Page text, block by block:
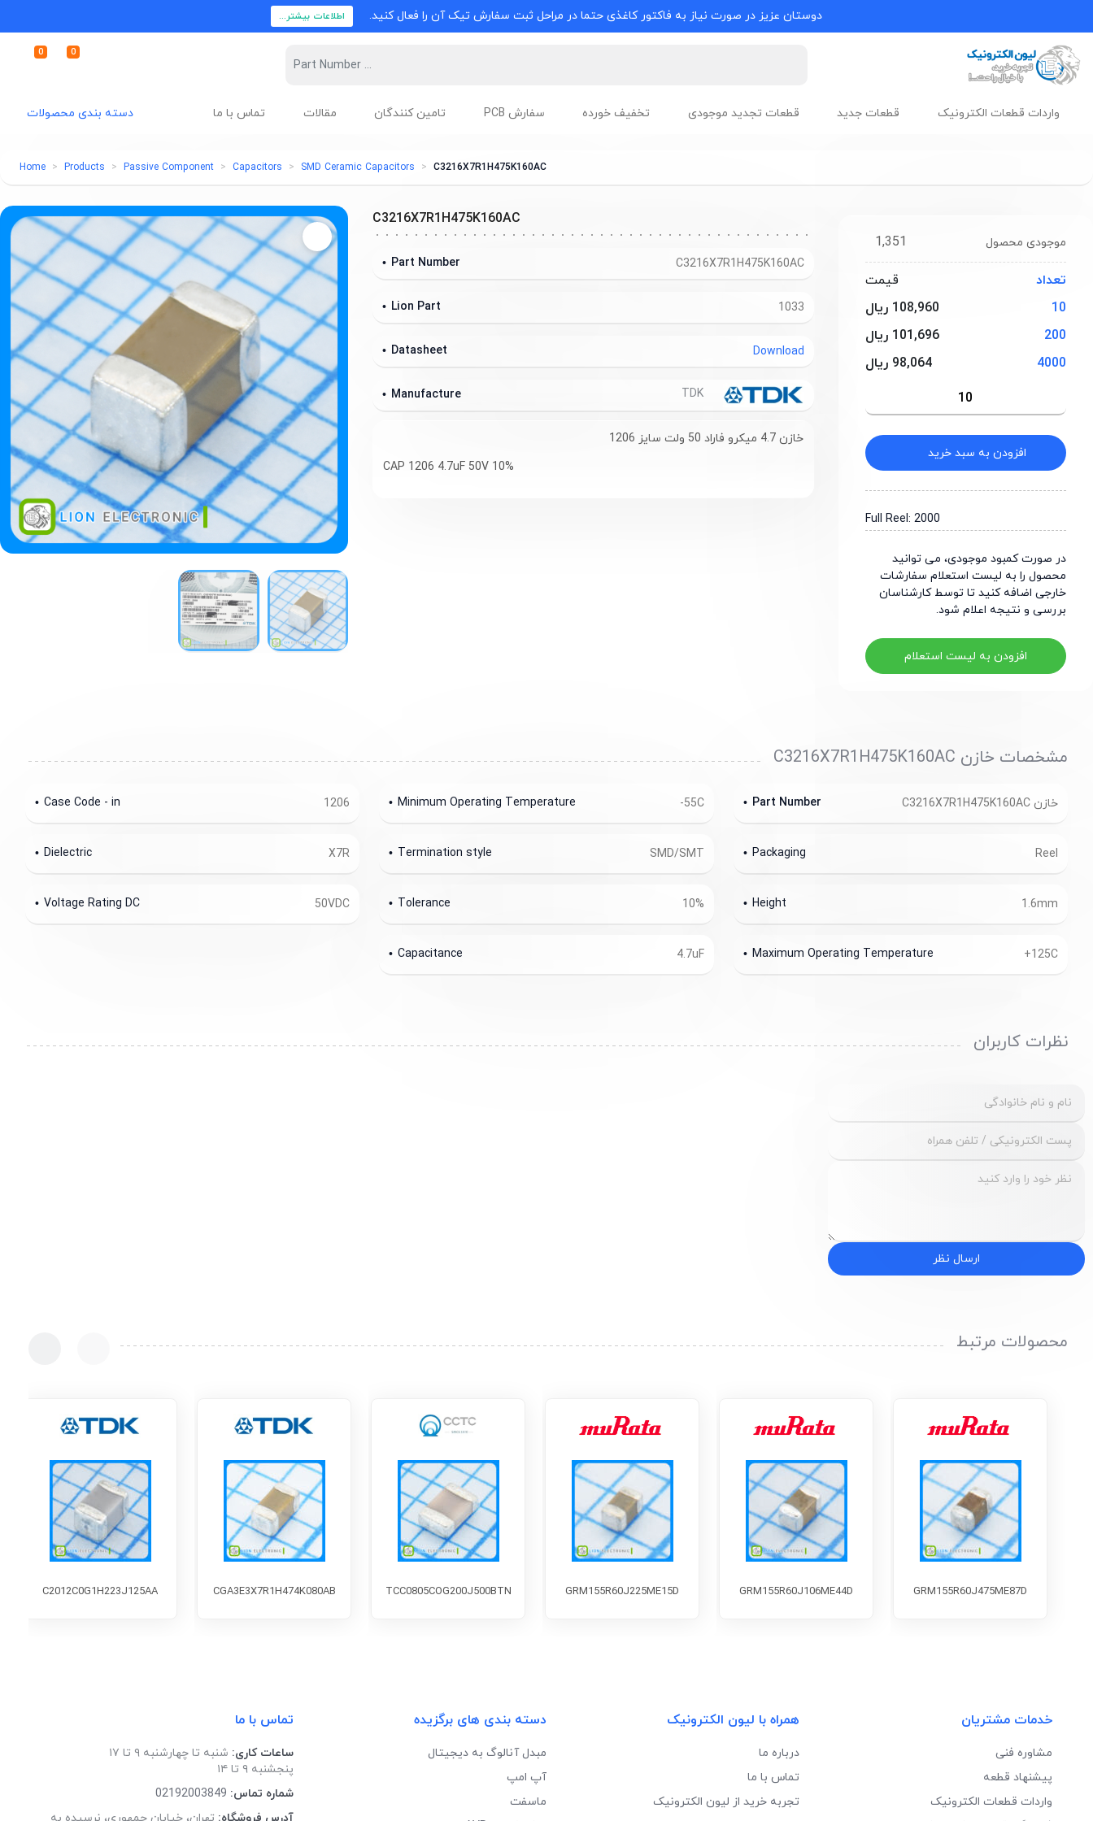
دوستان عزیز در صورت نیاز به فاکتور کاغذی حتما در مراحل ثبت سفارش تیک آن را فعال کنید. اطلاعات بیشتر...
0 0
دسته بندی محصولات واردات قطعات الکترونیک قطعات جدید قطعات تجدید موجودی تخفیف خورده سفارش PCB تامین کنندگان مقالات تماس با ما
Home Products Passive Component Capacitors SMD Ceramic Capacitors C3216X7R1H475K160AC
1,351 موجودی محصول
تعداد
قیمت
10
108,960 ریال
200
101,696 ریال
4000
98,064 ریال
افزودن به سبد خرید
Full Reel: 2000
در صورت کمبود موجودی، می توانید
محصول را به لیست استعلام سفارشات
خارجی اضافه کنید تا توسط کارشناسان
بررسی و نتیجه اعلام شود.
افزودن به لیست استعلام
C3216X7R1H475K160AC
C3216X7R1H475K160AC
Part Number
1033
Lion Part
Download
Datasheet
TDK
Manufacture
خازن 4.7 میکرو فاراد 50 ولت سایز 1206
CAP 1206 4.7uF 50V 10%
مشخصات خازن C3216X7R1H475K160AC
خازن C3216X7R1H475K160AC Part Number
-55C
Minimum Operating Temperature
1206
Case Code - in
Reel
Packaging
SMD/SMT
Termination style
X7R
Dielectric
1.6mm
Height
10%
Tolerance
50VDC
Voltage Rating DC
+125C
Maximum Operating Temperature
4.7uF
Capacitance
نظرات کاربران
ارسال نظر
محصولات مرتبط
GRM155R60J475ME87D
GRM155R60J106ME44D
GRM155R60J225ME15D
TCC0805COG200J500BTN
CGA3E3X7R1H474K080AB
C2012C0G1H223J125AA
خدمات مشتریان
مشاوره فنی
پیشنهاد قطعه
واردات قطعات الکترونیک
همراه با لیون الکترونیک
درباره ما
تماس با ما
تجربه خرید از لیون الکترونیک
دسته بندی های برگزیده
مبدل آنالوگ به دیجیتال
آپ امپ
ماسفت
تماس با ما
ساعات کاری: شنبه تا چهارشنبه ۹ تا ۱۷
پنجشنبه ۹ تا ۱۴
شماره تماس: 02192003849